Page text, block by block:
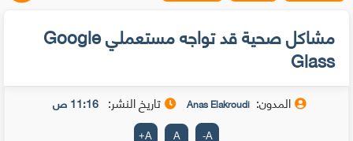
مشاكل صحية قد تواجه مستعملي Google
Glass
المدون: Anas Elakroudi تاريخ النشر: 11:16 ص
A
-
A
A
+